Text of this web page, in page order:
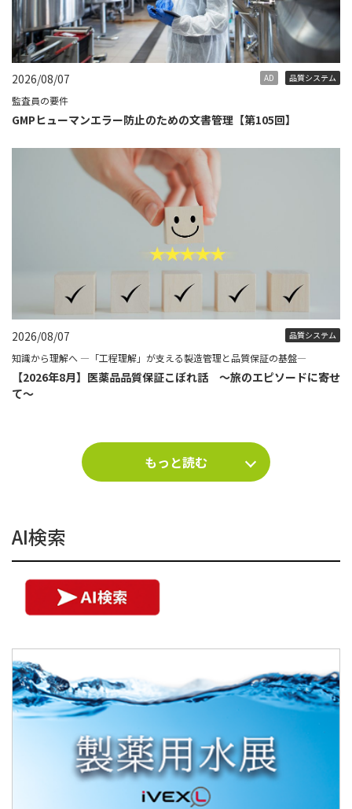
2026/08/07 AD 品質システム
監査員の要件
GMPヒューマンエラー防止のための文書管理【第105回】
2026/08/07 品質システム
知識から理解へ ―「工程理解」が支える製造管理と品質保証の基盤―
【2026年8月】医薬品品質保証こぼれ話 ～旅のエピソードに寄せ
て～
もっと読む
AI検索